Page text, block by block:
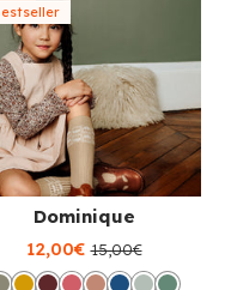
Dominique
12,00€ 15,00€